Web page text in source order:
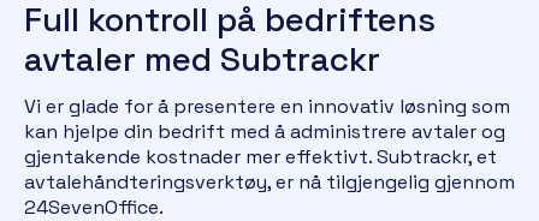
Full kontroll på bedriftens
avtaler med Subtrackr
Vi er glade for å presentere en innovativ løsning som
kan hjelpe din bedrift med å administrere avtaler og
gjentakende kostnader mer effektivt. Subtrackr, et
avtalehåndteringsverktøy, er nå tilgjengelig gjennom
24SevenOffice.